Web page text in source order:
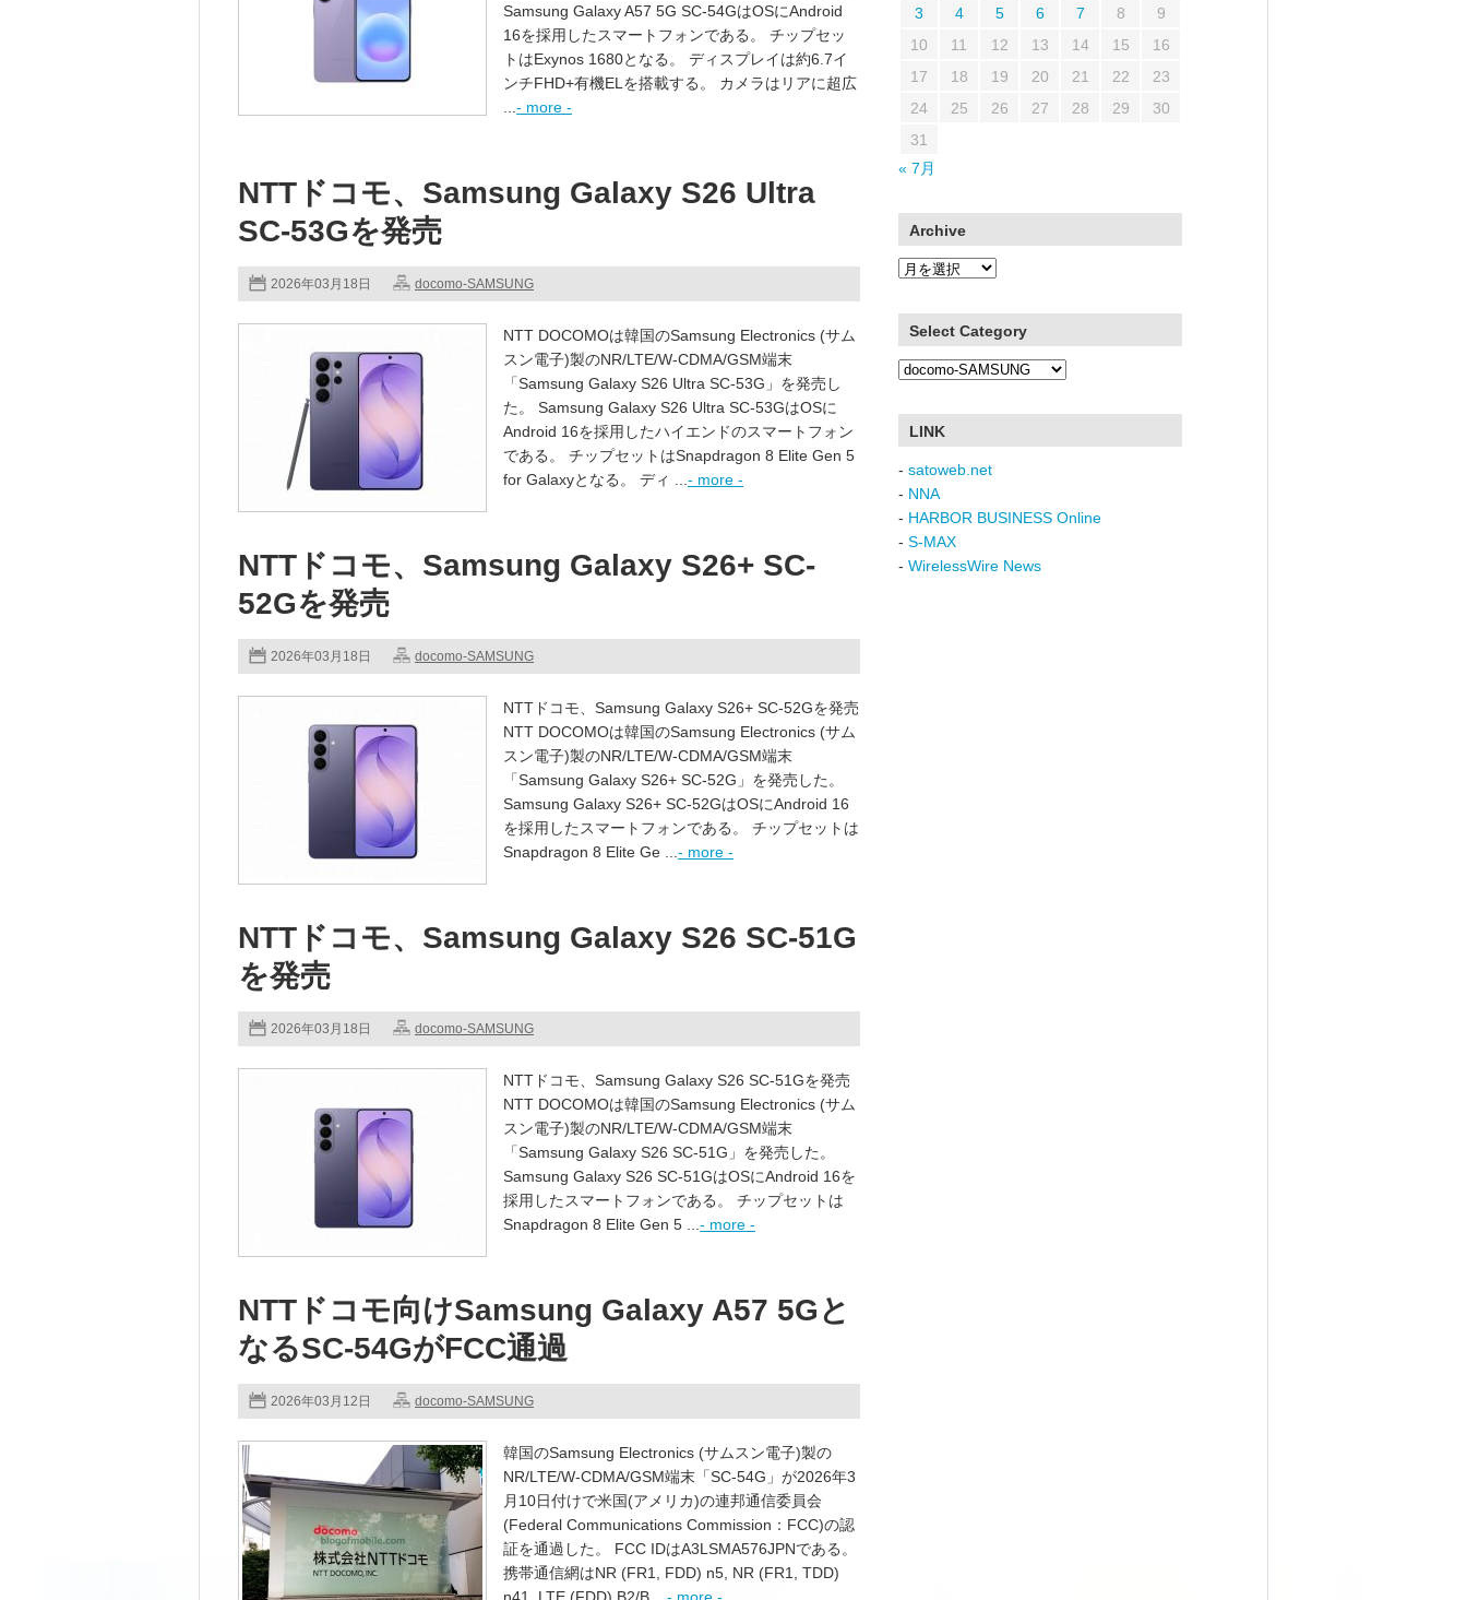
Samsung Galaxy A57 5G SC-54GはOSにAndroid
16を採用したスマートフォンである。 チップセッ
トはExynos 1680となる。 ディスプレイは約6.7イ
ンチFHD+有機ELを搭載する。 カメラはリアに超広
- more -
NTTドコモ、Samsung Galaxy S26 Ultra
SC-53Gを発売
2026年03月18日 docomo-SAMSUNG
NTT DOCOMOは韓国のSamsung Electronics (サム
スン電子)製のNR/LTE/W-CDMA/GSM端末
「Samsung Galaxy S26 Ultra SC-53G」を発売し
た。 Samsung Galaxy S26 Ultra SC-53GはOSに
Android 16を採用したハイエンドのスマートフォン
である。 チップセットはSnapdragon 8 Elite Gen 5
for Galaxyとなる。 ディ ... - more -
NTTドコモ、Samsung Galaxy S26+ SC-
52Gを発売
2026年03月18日 docomo-SAMSUNG
NTTドコモ、Samsung Galaxy S26+ SC-52Gを発売
NTT DOCOMOは韓国のSamsung Electronics (サム
スン電子)製のNR/LTE/W-CDMA/GSM端末
「Samsung Galaxy S26+ SC-52G」を発売した。
Samsung Galaxy S26+ SC-52GはOSにAndroid 16
を採用したスマートフォンである。 チップセットは
Snapdragon 8 Elite Ge ... - more -
NTTドコモ、Samsung Galaxy S26 SC-51G
を発売
2026年03月18日 docomo-SAMSUNG
NTTドコモ、Samsung Galaxy S26 SC-51Gを発売
NTT DOCOMOは韓国のSamsung Electronics (サム
スン電子)製のNR/LTE/W-CDMA/GSM端末
「Samsung Galaxy S26 SC-51G」を発売した。
Samsung Galaxy S26 SC-51GはOSにAndroid 16を
採用したスマートフォンである。 チップセットは
Snapdragon 8 Elite Gen 5 ... - more -
NTTドコモ向けSamsung Galaxy A57 5Gと
なるSC-54GがFCC通過
2026年03月12日 docomo-SAMSUNG
韓国のSamsung Electronics (サムスン電子)製の
NR/LTE/W-CDMA/GSM端末「SC-54G」が2026年3
月10日付けで米国(アメリカ)の連邦通信委員会
(Federal Communications Commission：FCC)の認
証を通過した。 FCC IDはA3LSMA576JPNである。
携帯通信網はNR (FR1, FDD) n5, NR (FR1, TDD)
3
4 5 6 7 8
9
10
11 12 13 14 15
16
17
18 19 20 21 22
23
24
25 26 27 28 29
30
31
« 7月
Archive
Archive
Select Category
Select
LINK
- satoweb.net
- NNA
- HARBOR BUSINESS Online
- S-MAX
- WirelessWire News